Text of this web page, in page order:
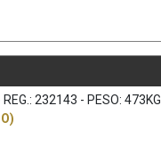
232143 - PESO: 473KG